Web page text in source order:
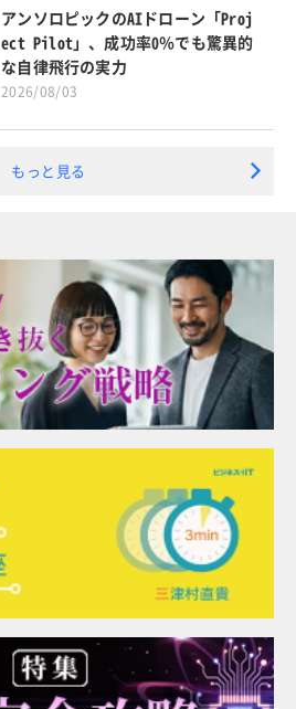
アンソロピックのAIドローン「Proj
ect Pilot」、成功率0％でも驚異的
な自律飛行の実力
2026/08/03
もっと見る